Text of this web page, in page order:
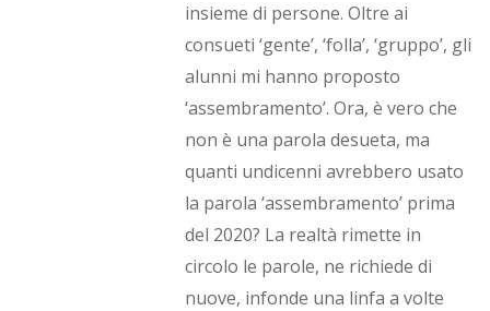
insieme di persone. Oltre ai
consueti ‘gente’, ‘folla’, ‘gruppo’, gli
alunni mi hanno proposto
‘assembramento’. Ora, è vero che
non è una parola desueta, ma
quanti undicenni avrebbero usato
la parola ‘assembramento’ prima
del 2020? La realtà rimette in
circolo le parole, ne richiede di
nuove, infonde una linfa a volte